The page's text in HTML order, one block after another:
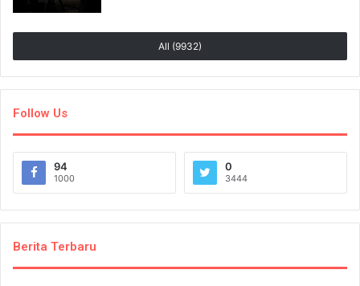
All (9932)
Follow Us
94
1000
0
3444
Berita Terbaru